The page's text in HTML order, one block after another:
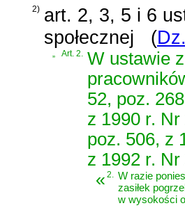
2) art. 2, 3, 5 i 6
społecznej
(
Art. 2.
W ustawie
52, poz.
z 1990 r.
poz. 506, z
z 1992 r.
«2.
W razie
zasiłek
w wysokości